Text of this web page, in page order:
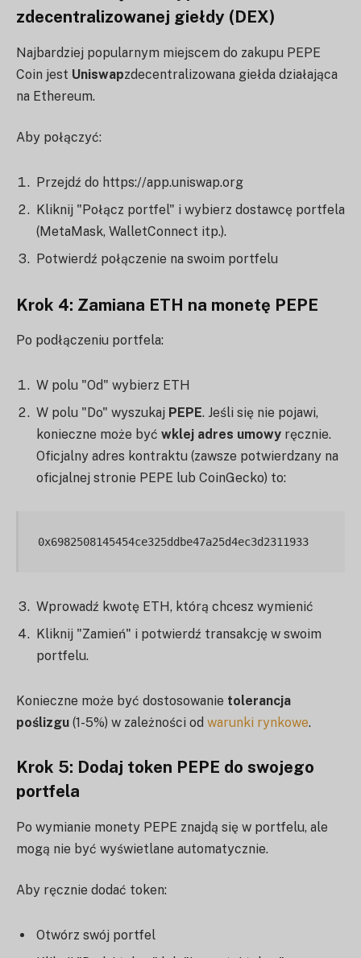
zdecentralizowanej giełdy (DEX)
Najbardziej popularnym miejscem do zakupu PEPE
Coin jest Uniswapzdecentralizowana giełda działająca
na Ethereum.
Aby połączyć:
Przejdź do https://app.uniswap.org
Kliknij "Połącz portfel" i wybierz dostawcę portfela
(MetaMask, WalletConnect itp.).
Potwierdź połączenie na swoim portfelu
Krok 4: Zamiana ETH na monetę PEPE
Po podłączeniu portfela:
W polu "Od" wybierz ETH
W polu "Do" wyszukaj PEPE. Jeśli się nie pojawi,
konieczne może być wklej adres umowy ręcznie.
Oficjalny adres kontraktu (zawsze potwierdzany na
oficjalnej stronie PEPE lub CoinGecko) to:
Wprowadź kwotę ETH, którą chcesz wymienić
Kliknij "Zamień" i potwierdź transakcję w swoim
portfelu.
Konieczne może być dostosowanie tolerancja
poślizgu (1-5%) w zależności od warunki rynkowe.
Krok 5: Dodaj token PEPE do swojego
portfela
Po wymianie monety PEPE znajdą się w portfelu, ale
mogą nie być wyświetlane automatycznie.
Aby ręcznie dodać token:
Otwórz swój portfel